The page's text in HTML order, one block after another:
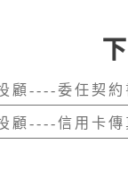
顧----委任契約
顧----信用卡傳